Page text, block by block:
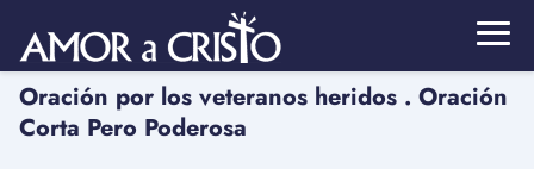
Oración por los veteranos heridos . Oración
Corta Pero Poderosa